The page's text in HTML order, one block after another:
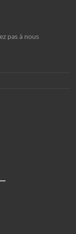
pas à nous